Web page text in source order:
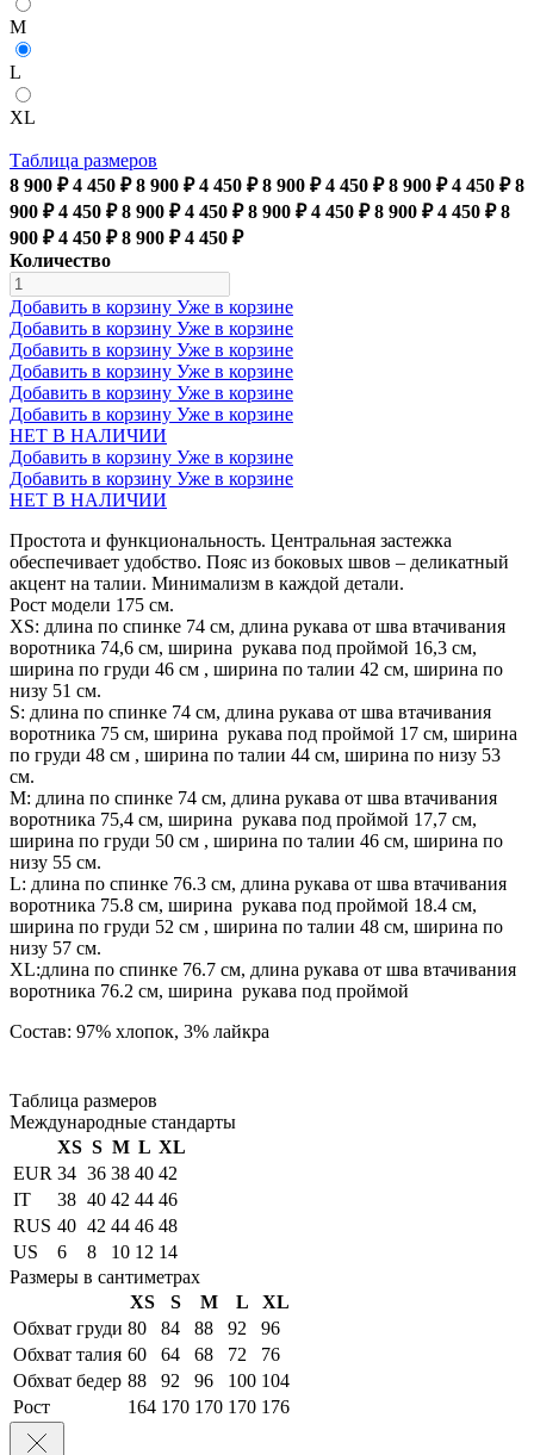
M
L
XL
Таблица размеров
8 900 ₽ 4 450 ₽ 8 900 ₽ 4 450 ₽ 8 900 ₽ 4 450 ₽ 8 900 ₽ 4 450 ₽ 8
900 ₽ 4 450 ₽ 8 900 ₽ 4 450 ₽ 8 900 ₽ 4 450 ₽ 8 900 ₽ 4 450 ₽ 8
900 ₽ 4 450 ₽ 8 900 ₽ 4 450 ₽
Количество
Добавить в корзину Уже в корзине
Добавить в корзину Уже в корзине
Добавить в корзину Уже в корзине
Добавить в корзину Уже в корзине
Добавить в корзину Уже в корзине
Добавить в корзину Уже в корзине
НЕТ В НАЛИЧИИ
Добавить в корзину Уже в корзине
Добавить в корзину Уже в корзине
НЕТ В НАЛИЧИИ
Простота и функциональность. Центральная застежка
обеспечивает удобство. Пояс из боковых швов – деликатный
акцент на талии. Минимализм в каждой детали.
Рост модели 175 см.
XS: длина по спинке 74 см, длина рукава от шва втачивания
воротника 74,6 см, ширина рукава под проймой 16,3 см,
ширина по груди 46 см , ширина по талии 42 см, ширина по
низу 51 см.
S: длина по спинке 74 см, длина рукава от шва втачивания
воротника 75 см, ширина рукава под проймой 17 см, ширина
по груди 48 см , ширина по талии 44 см, ширина по низу 53
см.
М: длина по спинке 74 см, длина рукава от шва втачивания
воротника 75,4 см, ширина рукава под проймой 17,7 см,
ширина по груди 50 см , ширина по талии 46 см, ширина по
низу 55 см.
L: длина по спинке 76.3 см, длина рукава от шва втачивания
воротника 75.8 см, ширина рукава под проймой 18.4 см,
ширина по груди 52 см , ширина по талии 48 см, ширина по
низу 57 см.
XL:длина по спинке 76.7 см, длина рукава от шва втачивания
воротника 76.2 см, ширина рукава под проймой
Состав: 97% хлопок, 3% лайкра
Таблица размеров
Международные стандарты
XS S M L XL
EUR 34 36 38 40 42
IT
38 40 42 44 46
RUS 40 42 44 46 48
US
6 8 10 12 14
Размеры в сантиметрах
XS
S M L
XL
Обхват груди 80 84 88 92
96
Обхват талия 60 64 68 72
76
Обхват бедер 88 92 96 100 104
Рост
164 170 170 170 176